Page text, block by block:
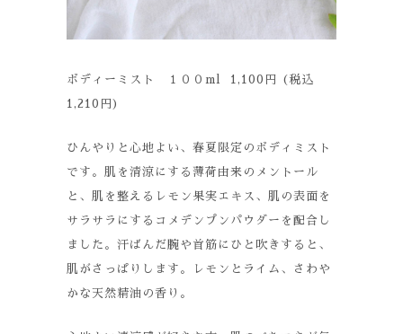
ボディーミスト １００ml 1,100円 (税込
1,210円)
ひんやりと心地よい、春夏限定のボディミスト
です。肌を清涼にする薄荷由来のメントール
と、肌を整えるレモン果実エキス、肌の表面を
サラサラにするコメデンプンパウダーを配合し
ました。汗ばんだ腕や首筋にひと吹きすると、
肌がさっぱりします。レモンとライム、さわや
かな天然精油の香り。